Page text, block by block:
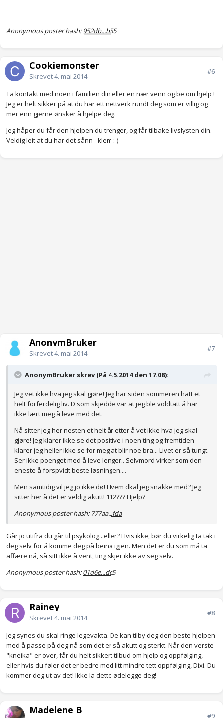
Anonymous poster hash:952db...b55
Cookiemonster
Skrevet4. mai 2014
#6
Ta kontakt med noen i familien din eller en nær venn og be om hjelp !
Jeg er helt sikker på at du har ett nettverk rundt deg som er villig og
mer enn gjerne ønsker å hjelpe deg.
Jeg håper du får den hjelpen du trenger, og får tilbake livslysten din.
Veldig leit at du har det sånn - klem :-)
AnonymBruker
Skrevet4. mai 2014
#7
AnonymBruker skrev (På 4.5.2014 den 17.08):
Jeg vet ikke hva jeg skal gjøre! Jeg har siden sommeren hatt et
helt forferdelig liv. D som skjedde var at jeg ble voldtatt å har
ikke lært meg å leve med det.
Nå sitter jeg her nesten et helt år etter å vet ikke hva jeg skal
gjøre! Jeg klarer ikke se det positive i noen ting og fremtiden
klarer jeg heller ikke se for meg at blir noe bra... Livet er så tungt.
Ser ikke poenget med å leve lenger.. Selvmord virker som den
eneste å forspvidt beste løsningen....
Men samtidig vil jeg jo ikke dø! Hvem dkal jeg snakke med? Jeg
sitter her å det er veldig akutt! 112??? Hjelp?
Anonymous poster hash: 777aa...fda
Går jo utifra du går til psykolog...eller? Hvis ikke, bør du virkelig ta tak i
deg selv for å komme deg på beina igjen. Men det er du som må ta
affære nå, så sitt ikke å vent, ting skjer ikke av seg selv.
Anonymous poster hash:01d6e...dc5
Rainey
Skrevet4. mai 2014
#8
Jeg synes du skal ringe legevakta. De kan tilby deg den beste hjelpen
med å passe på deg nå som det er så akutt og sterkt. Når den verste
"kneika" er over, får du helt sikkert tilbud om hjelp og oppfølging,
eller hvis du føler det er bedre med litt mindre tett oppfølging, Dixi. Du
kommer deg ut av det! Ikke la dette ødelegge deg!
Madelene B #9